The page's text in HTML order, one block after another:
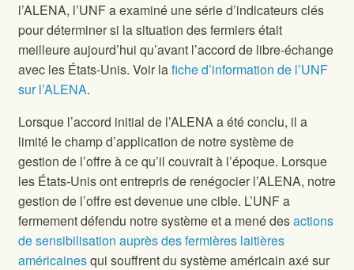
l’ALENA, l’UNF a examiné une série d’indicateurs clés
pour déterminer si la situation des fermiers était
meilleure aujourd’hui qu’avant l’accord de libre-échange
avec les États-Unis. Voir lafiche d’information de l’UNF
sur l’ALENA.
Lorsque l’accord initial de l’ALENA a été conclu, il a
limité le champ d’application de notre système de
gestion de l’offre à ce qu’il couvrait à l’époque. Lorsque
les États-Unis ont entrepris de renégocier l’ALENA, notre
gestion de l’offre est devenue une cible. L’UNF a
fermement défendu notre système et a mené desactions
de sensibilisation auprès des fermières laitières
américainesqui souffrent du système américain axé sur